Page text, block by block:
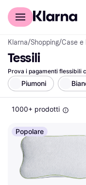
Per il tuo shopping
Klarna/Shopping/Case e
Tessili
Prova i pagamenti flessibili
Piumoni
1000+ prodotti
Popolare